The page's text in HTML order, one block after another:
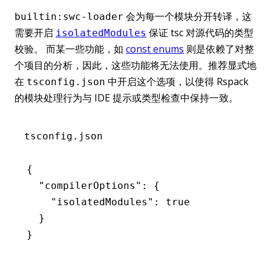
builtin:swc-loader 会为每一个模块分开转译，这
需要开启 isolatedModules 保证 tsc 对源代码的类型
校验。 而某一些功能，如 const enums 则是依赖了对整
个项目的分析，因此，这些功能将无法使用。推荐显式地
在 tsconfig.json 中开启这个选项，以使得 Rspack
的模块处理行为与 IDE 提示或类型检查中保持一致。
tsconfig.json
{
  "compilerOptions"
:
{
    "isolatedModules"
:
true
  }
}